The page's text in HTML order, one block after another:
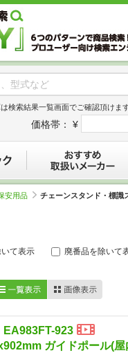
検索結果一覧画面でご確認頂けます
価格帯： ¥
安用品 チェーンスタンド・標識
て表示 廃番品を除いて
一覧表示
EA983FT-923
ガイドポール(屋